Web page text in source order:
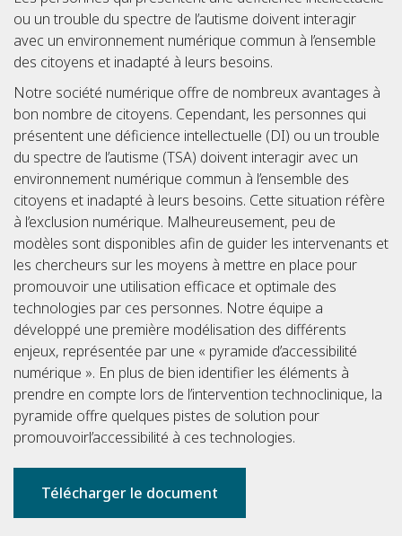
ou un trouble du spectre de l’autisme doivent interagir
avec un environnement numérique commun à l’ensemble
des citoyens et inadapté à leurs besoins.
Notre société numérique offre de nombreux avantages à
bon nombre de citoyens. Cependant, les personnes qui
présentent une déficience intellectuelle (DI) ou un trouble
du spectre de l’autisme (TSA) doivent interagir avec un
environnement numérique commun à l’ensemble des
citoyens et inadapté à leurs besoins. Cette situation réfère
à l’exclusion numérique. Malheureusement, peu de
modèles sont disponibles afin de guider les intervenants et
les chercheurs sur les moyens à mettre en place pour
promouvoir une utilisation efficace et optimale des
technologies par ces personnes. Notre équipe a
développé une première modélisation des différents
enjeux, représentée par une « pyramide d’accessibilité
numérique ». En plus de bien identifier les éléments à
prendre en compte lors de l’intervention technoclinique, la
pyramide offre quelques pistes de solution pour
promouvoirl’accessibilité à ces technologies.
Télécharger le document